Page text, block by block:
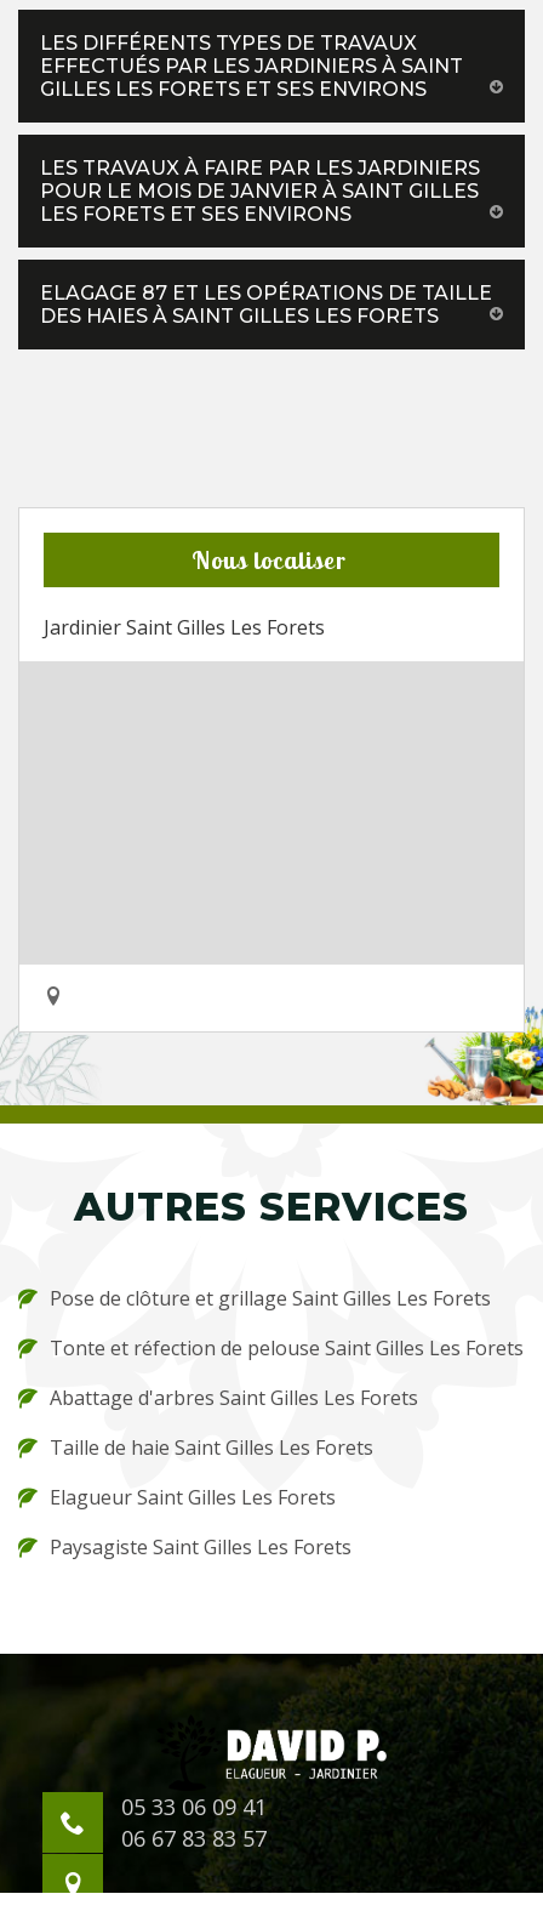
LES DIFFÉRENTS TYPES DE TRAVAUX
EFFECTUÉS PAR LES JARDINIERS À SAINT
GILLES LES FORETS ET SES ENVIRONS
LES TRAVAUX À FAIRE PAR LES JARDINIERS
POUR LE MOIS DE JANVIER À SAINT GILLES
LES FORETS ET SES ENVIRONS
ELAGAGE 87 ET LES OPÉRATIONS DE TAILLE
DES HAIES À SAINT GILLES LES FORETS
Nous localiser
Jardinier Saint Gilles Les Forets
AUTRES SERVICES
Pose de clôture et grillage Saint Gilles Les Forets
Tonte et réfection de pelouse Saint Gilles Les Forets
Abattage d'arbres Saint Gilles Les Forets
Taille de haie Saint Gilles Les Forets
Elagueur Saint Gilles Les Forets
Paysagiste Saint Gilles Les Forets
05 33 06 09 41
06 67 83 83 57